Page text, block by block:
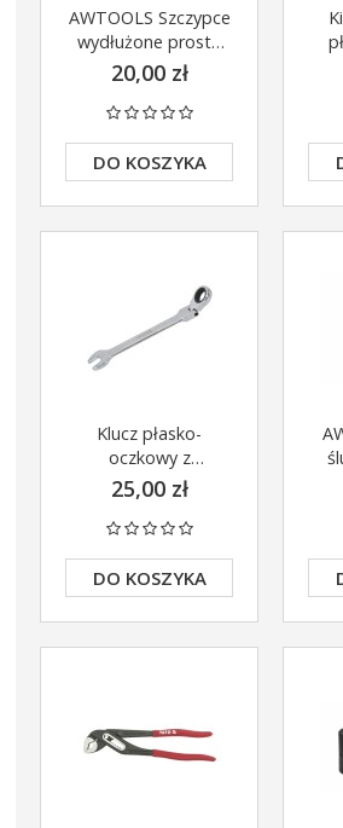
AWTOOLS Szczypce
wydłużone proste
200mm AW31111
20,00 zł
DO KOSZYKA
Klucz płasko-
oczkowy z
grzechotką AWTools
25,00 zł
DO KOSZYKA